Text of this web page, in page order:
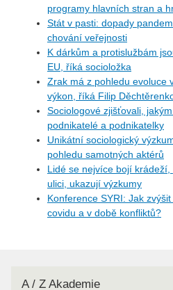
programy hlavních stran a
Stát v pasti: dopady
chování veřejnosti
K dárkům a protislužbám
EU, říká socioložka
Zrak má z pohledu evoluce
výkon, říká Filip
Sociologové zjišťovali,
podnikatelé a podnikatelky
Unikátní sociologický
pohledu samotných aktérů
Lidé se nejvíce bojí
ulici, ukazují výzkumy
Konference SYRI: Jak
covidu a v době konfliktů?
A / Z Akademie